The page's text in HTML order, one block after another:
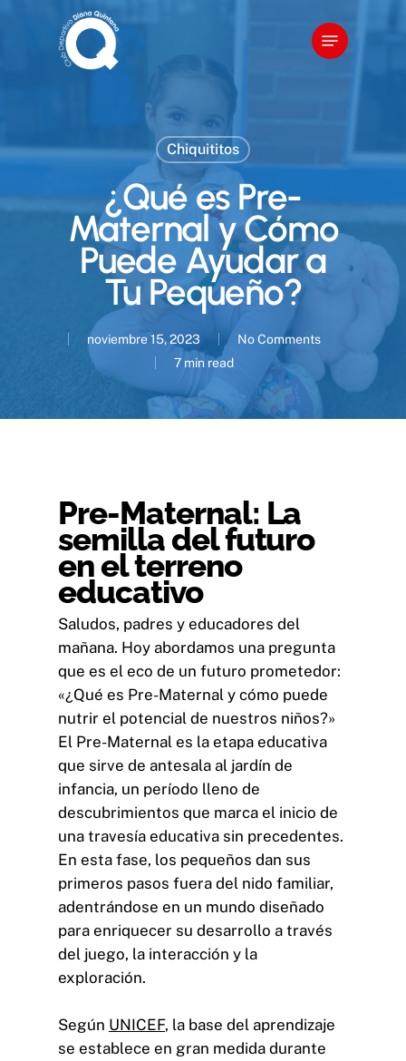
Menu
Chiquititos
¿Qué es Pre-
Maternal y Cómo
Puede Ayudar a
Tu Pequeño?
noviembre 15, 2023
No Comments
7 min read
Pre-Maternal: La
semilla del futuro
en el terreno
educativo
Saludos, padres y educadores del
mañana. Hoy abordamos una pregunta
que es el eco de un futuro prometedor:
«¿Qué es Pre-Maternal y cómo puede
nutrir el potencial de nuestros niños?»
El Pre-Maternal es la etapa educativa
que sirve de antesala al jardín de
infancia, un período lleno de
descubrimientos que marca el inicio de
una travesía educativa sin precedentes.
En esta fase, los pequeños dan sus
primeros pasos fuera del nido familiar,
adentrándose en un mundo diseñado
para enriquecer su desarrollo a través
del juego, la interacción y la
exploración.
Según UNICEF, la base del aprendizaje
se establece en gran medida durante